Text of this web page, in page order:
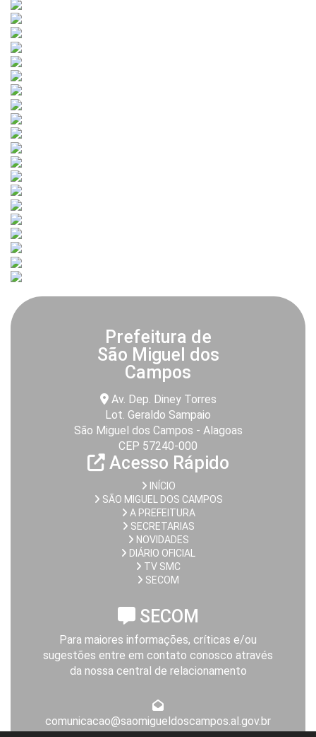
Prefeitura de
São Miguel dos
Campos
Av. Dep. Diney Torres
Lot. Geraldo Sampaio
São Miguel dos Campos - Alagoas
CEP 57240-000
Acesso Rápido
INÍCIO
SÃO MIGUEL DOS CAMPOS
A PREFEITURA
SECRETARIAS
NOVIDADES
DIÁRIO OFICIAL
TV SMC
SECOM
SECOM
Para maiores informações, críticas e/ou
sugestões entre em contato conosco através
da nossa central de relacionamento
comunicacao@saomigueldoscampos.al.gov.br